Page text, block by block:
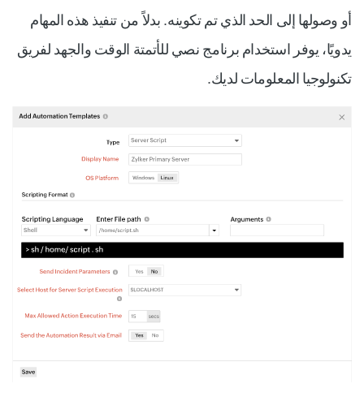
أو وصولها إلى الحد الذي تم تكوينه. بدلاً من تنفيذ هذه المهام
يدويًا، يوفر استخدام برنامج نصي للأتمتة الوقت والجهد لفريق
تكنولوجيا المعلومات لديك.